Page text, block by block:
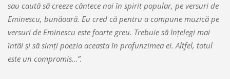
sau caută să creeze cântece noi în spirit popular, pe versuri de
Eminescu, bunăoară. Eu cred că pentru a compune muzică pe
versuri de Eminescu este foarte greu. Trebuie să înţelegi mai
întâi şi să simţi poezia aceasta în profunzimea ei. Altfel, totul
este un compromis…”.